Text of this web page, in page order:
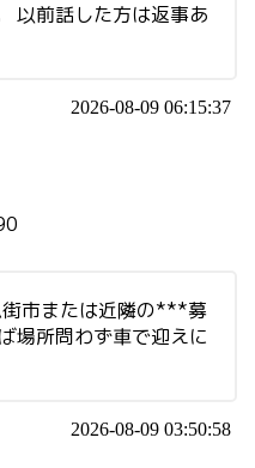
以前話した方は返事あ
2026-08-09 06:15:37
市または近隣の***募
場所問わず車で迎えに
2026-08-09 03:50:58